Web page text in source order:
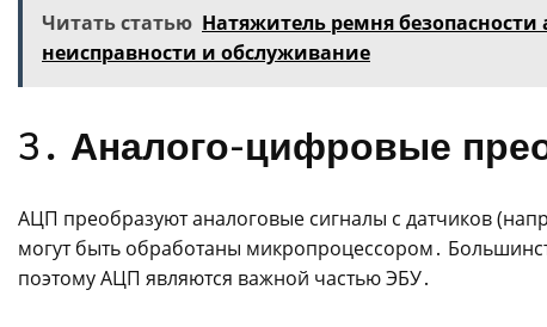
Читать статью Натяжитель ремня
неисправности и обслуживание
3․ Аналого-цифровые
АЦП преобразуют аналоговые сигналы с датчиков
могут быть обработаны микропроцессором․
поэтому АЦП являются важной частью ЭБУ․